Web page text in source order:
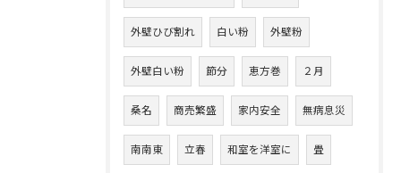
外壁ひび割れ 白い粉 外壁粉
外壁白い粉 節分 恵方巻 ２月
桑名 商売繁盛 家内安全 無病息災
南南東 立春 和室を洋室に 畳